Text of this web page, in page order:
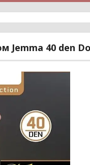
Jemma 40 den